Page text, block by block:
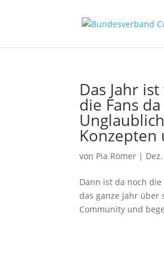
Das Jahr
die Fans
Konzepten
von Pia Römer |
Dann ist da noch
das ganze Jahr
Community und